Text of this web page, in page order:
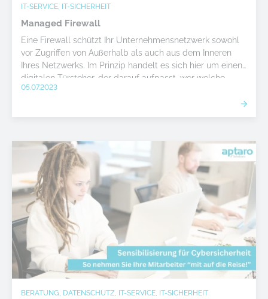
IT-SERVICE, IT-SICHERHEIT
Managed Firewall
Eine Firewall schützt Ihr Unternehmensnetzwerk sowohl
vor Zugriffen von Außerhalb als auch aus dem Inneren
Ihres Netzwerks. Im Prinzip handelt es sich hier um einen
digitalen Türsteher, der darauf aufpasst, wer welche
Zugriffe erhält. Was genau diese Firewall Lösung für Ihr
Unternehmen so eine Firewall haben sollte, erfahren Sie
05.07.2023
BERATUNG, DATENSCHUTZ, IT-SERVICE, IT-SICHERHEIT